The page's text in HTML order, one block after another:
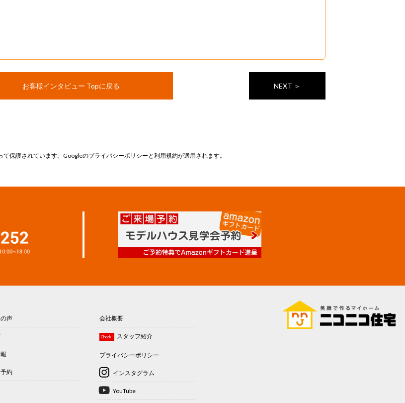
お客様インタビュー Topに戻る NEXT ＞
て保護されています。Googleのプライバシーポリシー と利用規約が適用されます。
声
約
会社概要
Check! スタッフ紹介
プライバシーポリシー
インスタグラム
YouTube